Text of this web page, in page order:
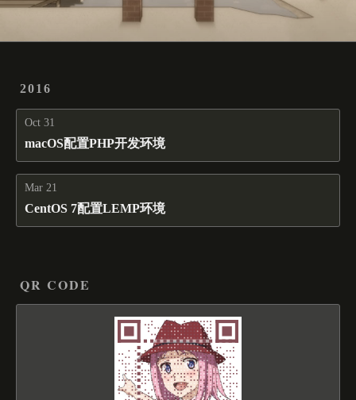
2016
Oct 31
macOS配置PHP开发环境
Mar 21
CentOS 7配置LEMP环境
QR CODE